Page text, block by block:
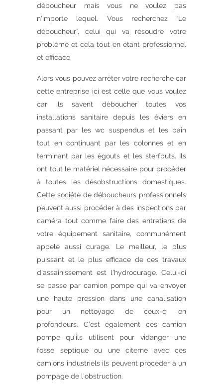
déboucheur mais vous ne voulez pas
n’importe lequel. Vous recherchez “Le
déboucheur”, celui qui va résoudre votre
problème et cela tout en étant professionnel
et efficace.
Alors vous pouvez arrêter votre recherche car
cette entreprise ici est celle que vous voulez
car ils savent déboucher toutes vos
installations sanitaire depuis les éviers en
passant par les wc suspendus et les bain
tout en continuant par les colonnes et en
terminant par les égouts et les sterfputs. Ils
ont tout le matériel nécessaire pour procéder
à toutes les désobstructions domestiques.
Cette société de déboucheurs professionnels
peuvent aussi procéder à des inspections par
caméra tout comme faire des entretiens de
votre équipement sanitaire, communément
appelé aussi curage. Le meilleur, le plus
puissant et le plus efficace de ces travaux
d’assainissement est l’hydrocurage. Celui-ci
se passe par camion pompe qui va envoyer
une haute pression dans une canalisation
pour un nettoyage de ceux-ci en
profondeurs. C’est également ces camion
pompe qu’ils utilisent pour vidanger une
fosse septique ou une citerne avec ces
camions industriels ils peuvent procéder à un
pompage de l’obstruction.